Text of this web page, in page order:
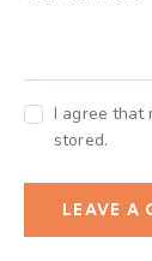
I agree that
stored.